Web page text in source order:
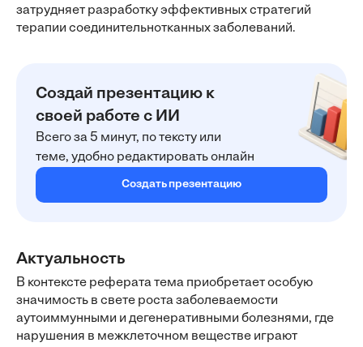
затрудняет разработку эффективных стратегий
терапии соединительнотканных заболеваний.
Создай презентацию к
своей работе с ИИ
Всего за 5 минут, по тексту или
теме, удобно редактировать онлайн
Создать презентацию
Актуальность
В контексте реферата тема приобретает особую
значимость в свете роста заболеваемости
аутоиммунными и дегенеративными болезнями, где
нарушения в межклеточном веществе играют